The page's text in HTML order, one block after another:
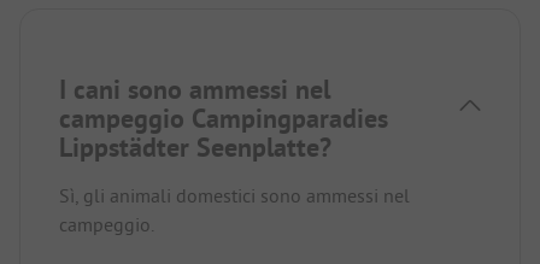
I cani sono ammessi nel
campeggio Campingparadies
Lippstädter Seenplatte?
Sì, gli animali domestici sono ammessi nel
campeggio.